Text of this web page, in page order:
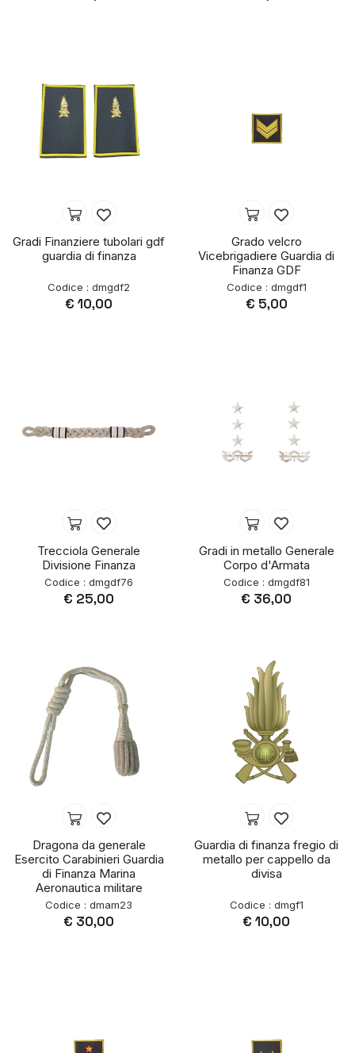
Gradi Finanziere tubolari gdf
guardia di finanza
Codice : dmgdf2
€ 10,00
Grado velcro
Vicebrigadiere Guardia di
Finanza GDF
Codice : dmgdf1
€ 5,00
Trecciola Generale
Divisione Finanza
Codice : dmgdf76
€ 25,00
Gradi in metallo Generale
Corpo d'Armata
Codice : dmgdf81
€ 36,00
Dragona da generale
Esercito Carabinieri Guardia
di Finanza Marina
Aeronautica militare
Codice : dmam23
€ 30,00
Guardia di finanza fregio di
metallo per cappello da
divisa
Codice : dmgf1
€ 10,00